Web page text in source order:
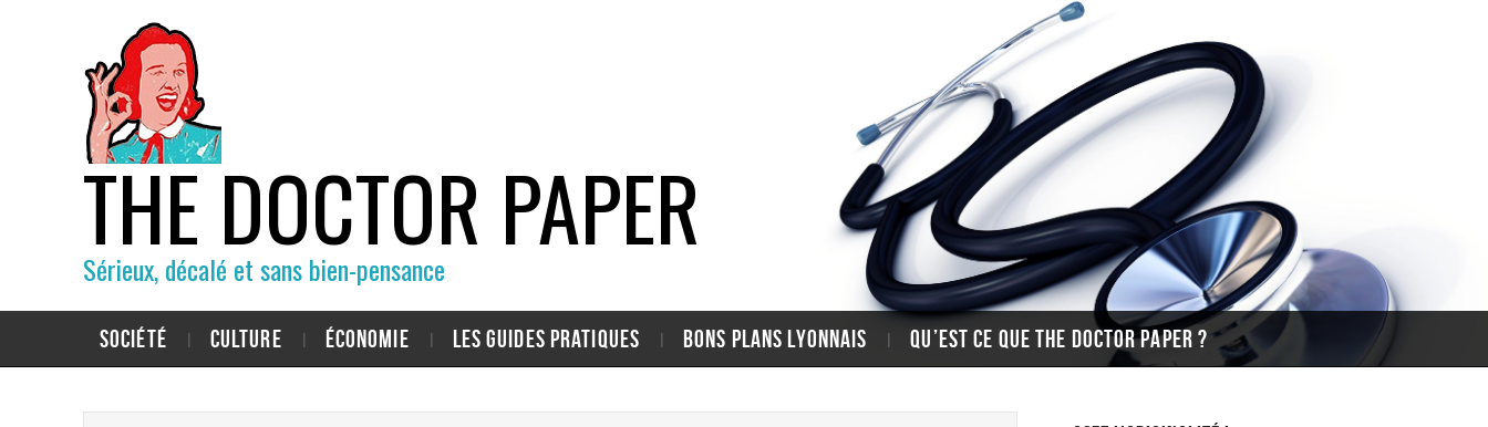
THE DOCTOR PAPER
Sérieux, décalé et sans bien-pensance
SOCIÉTÉ CULTURE ÉCONOMIE LES GUIDES PRATIQUES BONS PLANS LYONNAIS QU’EST CE QUE THE DOCTOR PAPER ?